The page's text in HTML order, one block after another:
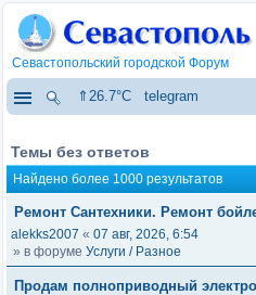
Севастопольский городской Форум
⇑26.7°C telegram
Темы без ответов
Найдено более 1000 результатов
Ремонт Сантехники. Ремонт
alekks2007 « 07 авг, 2026, 6:54
» в форуме Услуги / Разное
Продам полноприводный